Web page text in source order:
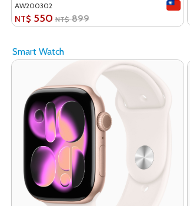
AW200302
NT$ 550 NT$ 899
Smart Watch